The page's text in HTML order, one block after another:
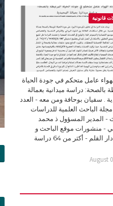
قانونية
عامل متحكم في جودة الحياة
بالصحة: دراسة ميدانية بعمالة
. سفيان بوحافة ومن معه - العدد
مجلة الباحث العلمية للدراسات
- المدير المسؤول ذ محمد
- منشورات موقع الباحث و
مطبعة دار القلم - أكثر من 64 دراسة
August